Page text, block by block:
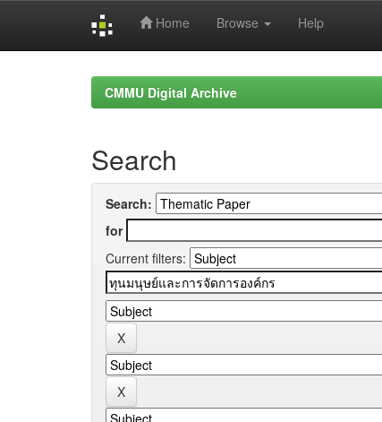
Home Browse Help
CMMU Digital Archive
Search
Search:
for
Current filters: